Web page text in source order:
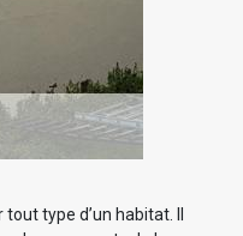
type d’un habitat. Il